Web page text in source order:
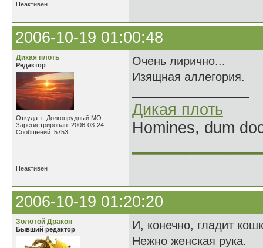
Неактивен
2006-10-19 01:00:48
Дикая плоть
Редактор
Откуда: г. Долгопрудный МО
Зарегистрирован: 2006-03-24
Сообщений: 5753
Очень лирично...
Изящная аллегория.
Дикая плоть
Homines, dum
Неактивен
2006-10-19 01:20:20
Золотой Дракон
Бывший редактор
И, конечно, гладит
Нежно женская рука.